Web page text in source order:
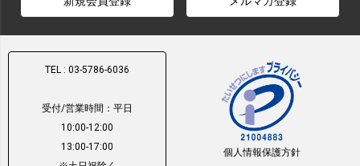
TEL : 03-5786-6036
受付/営業時間：平日
10:00-12:00
13:00-17:00
個人情報保護方針